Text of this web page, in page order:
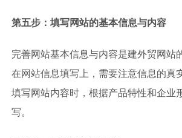
第五步：填写网站的基本信息与内容
完善网站基本信息与内容是建外贸网站
在网站信息填写上，需要注意信息的真
填写网站内容时，根据产品特性和企业
写。